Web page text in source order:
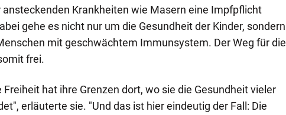
ansteckenden Krankheiten wie Masern eine Impfpflicht
gehe es nicht nur um die Gesundheit der Kinder, sondern
mit geschwächtem Immunsystem. Der Weg für die
frei.
Freiheit hat ihre Grenzen dort, wo sie die Gesundheit vieler
erläuterte sie. "Und das ist hier eindeutig der Fall: Die